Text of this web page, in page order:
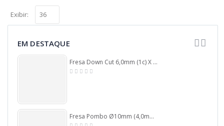
Exibir:
EM DESTAQUE
Fresa Down Cut 6,0mm (1c) X 32mm X 60mm X 6,0mm Haste. (Ftr7967)
Fresa Pombo Ø10mm (4,0mm Raio) X 44mm Total X 6,0mm Haste. (Ftr176)